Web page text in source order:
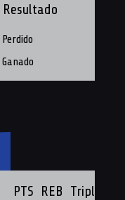
Resultado
Perdido
Ganado
PTS REB Triples